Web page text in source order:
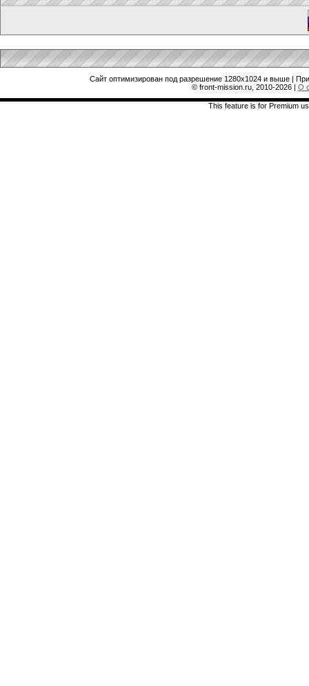
Сайт оптимизирован под разрешение 1280x1024 и выше |
© front-mission.ru, 2010-2026| О
This feature is for Premium